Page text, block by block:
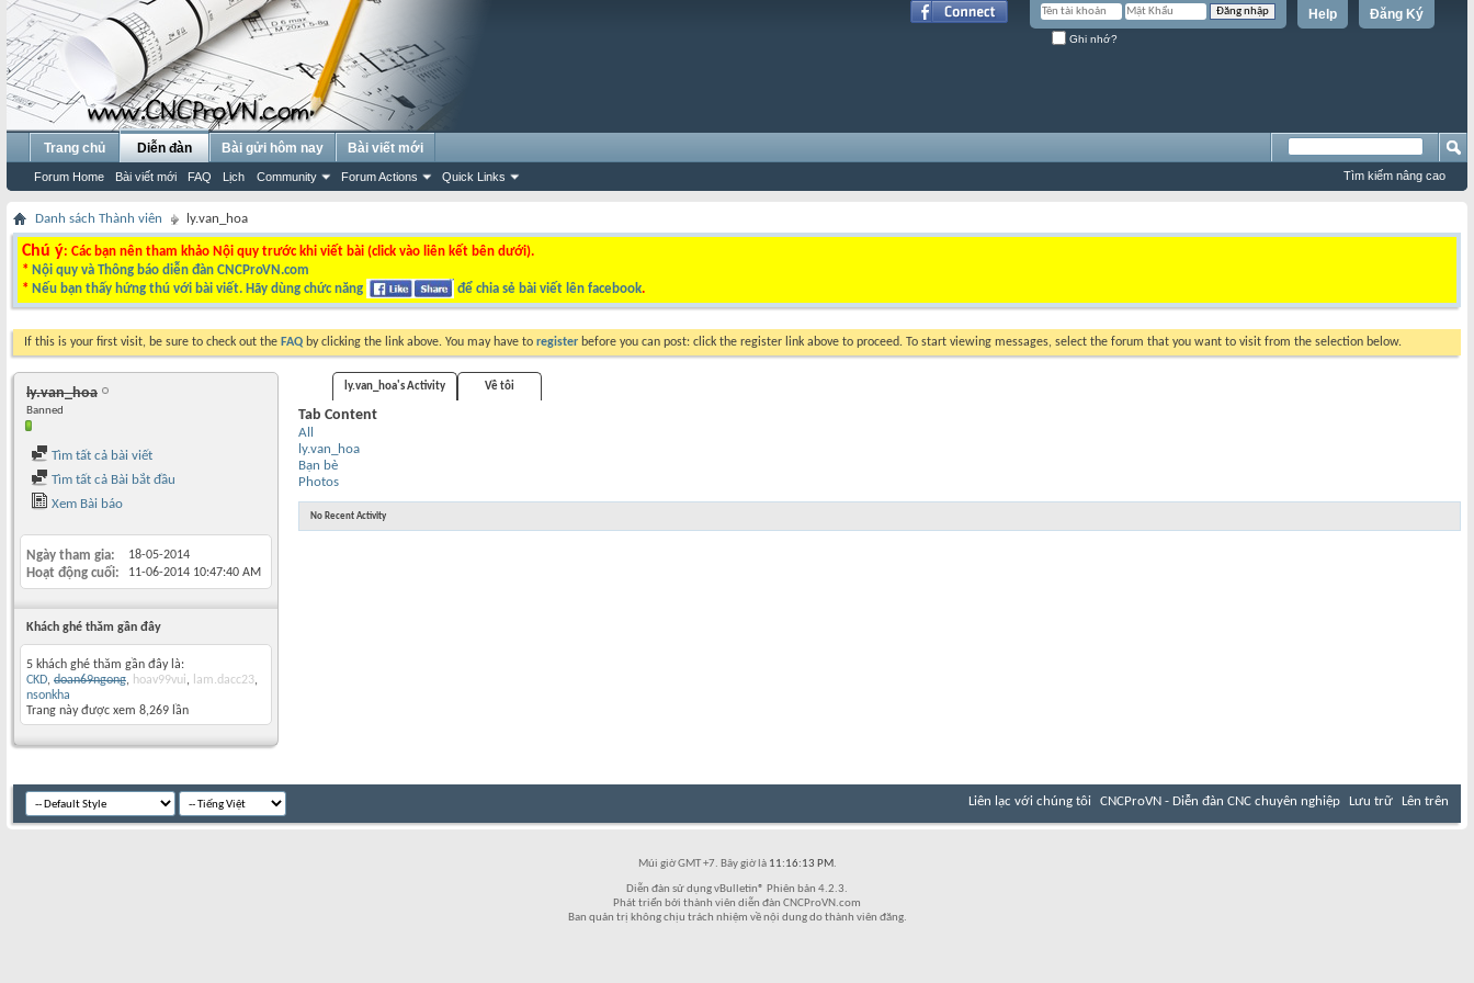
Đăng Ký
Help
Ghi nhớ?
Trang chủ Diễn đàn
Forum Home Bài viết mới FAQ Lịch Community Forum Actions Quick Links
Bài gửi hôm nay Bài viết mới
Tìm kiếm nâng cao
Danh sách Thành viên ly.van_hoa
Chú ý: Các bạn nên tham khảo Nội quy trước khi viết bài (click vào liên kết bên dưới).
* Nội quy và Thông báo diễn đàn CNCProVN.com
* Nếu bạn thấy hứng thú với bài viết. Hãy dùng chức năng để chia sẻ bài viết lên facebook.
If this is your first visit, be sure to check out the FAQ by clicking the link above. You may have to register before you can post: click the register link above to proceed. To start viewing messages, select the forum that you want to visit from the selection below.
ly.van_hoa
Banned
Tìm tất cả bài viết
Tìm tất cả Bài bắt đầu
Xem Bài báo
Ngày tham gia 18-05-2014
Hoạt động cuối 11-06-2014 10:47:40 AM
Khách ghé thăm gần đây
5 khách ghé thăm gần đây là:
CKD, doan69ngong, hoav99vui, lam.dacc23,
nsonkha
Trang này được xem 8,269 lần
ly.van_hoa's Activity Về tôi
Tab Content
All
ly.van_hoa
Bạn bè
Photos
No Recent Activity
Liên lạc với chúng tôi CNCProVN - Diễn đàn CNC chuyên nghiệp Lưu trữ Lên trên
Múi giờ GMT +7. Bây giờ là 11:16:13 PM.
Diễn đàn sử dụng vBulletin® Phiên bản 4.2.3.
Phát triển bởi thành viên diễn đàn CNCProVN.com
Ban quản trị không chịu trách nhiệm về nội dung do thành viên đăng.